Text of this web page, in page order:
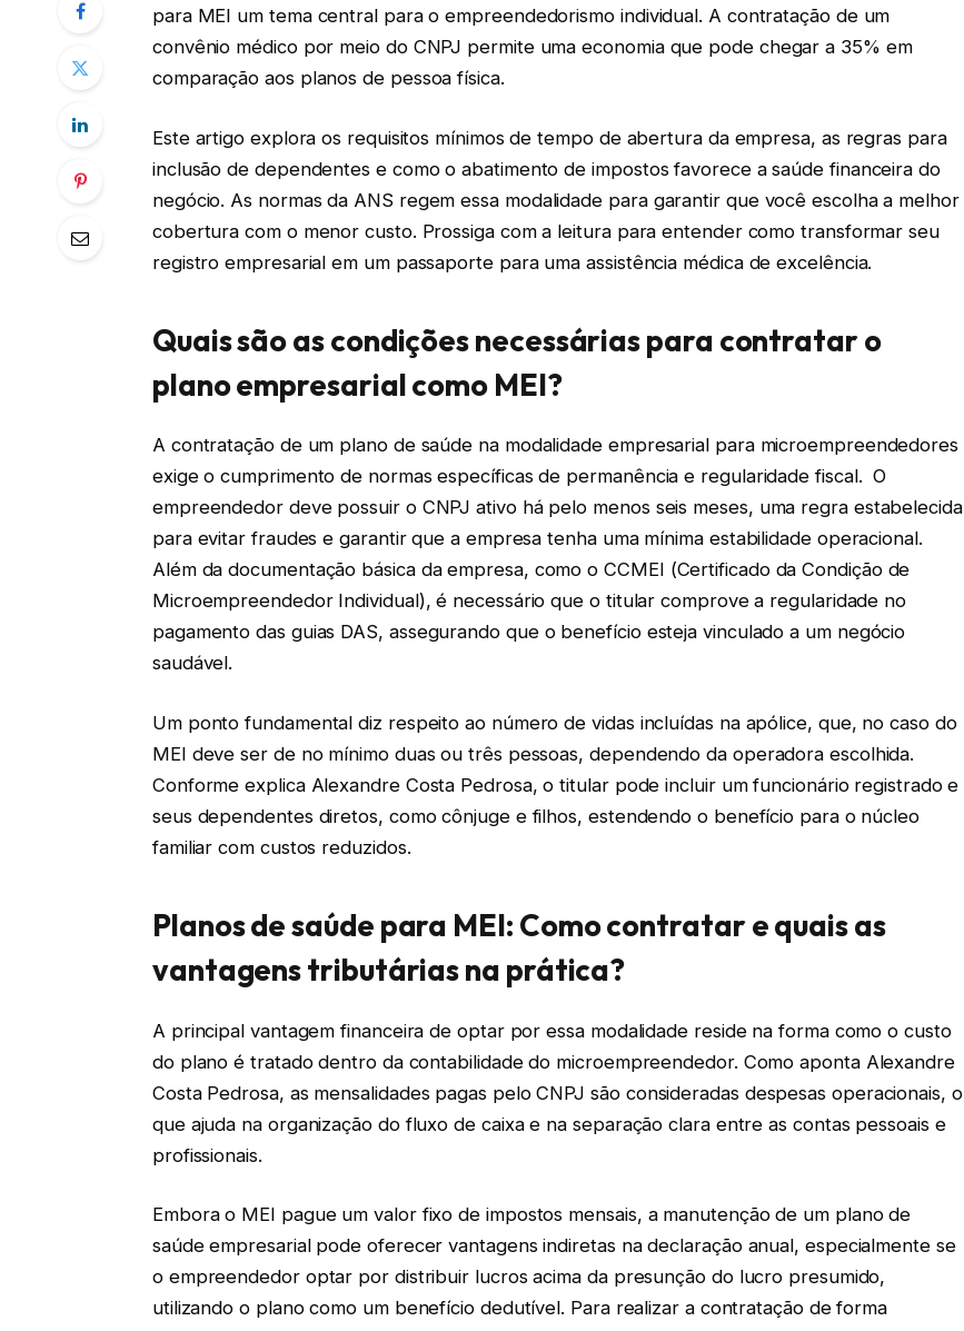
para MEI um tema central para o empreendedorismo individual. A contratação de um
convênio médico por meio do CNPJ permite uma economia que pode chegar a 35% em
comparação aos planos de pessoa física.
Este artigo explora os requisitos mínimos de tempo de abertura da empresa, as regras para
inclusão de dependentes e como o abatimento de impostos favorece a saúde financeira do
negócio. As normas da ANS regem essa modalidade para garantir que você escolha a melhor
cobertura com o menor custo. Prossiga com a leitura para entender como transformar seu
registro empresarial em um passaporte para uma assistência médica de excelência.
Quais são as condições necessárias para contratar o
plano empresarial como MEI?
A contratação de um plano de saúde na modalidade empresarial para microempreendedores
exige o cumprimento de normas específicas de permanência e regularidade fiscal. O
empreendedor deve possuir o CNPJ ativo há pelo menos seis meses, uma regra estabelecida
para evitar fraudes e garantir que a empresa tenha uma mínima estabilidade operacional.
Além da documentação básica da empresa, como o CCMEI (Certificado da Condição de
Microempreendedor Individual), é necessário que o titular comprove a regularidade no
pagamento das guias DAS, assegurando que o benefício esteja vinculado a um negócio
saudável.
Um ponto fundamental diz respeito ao número de vidas incluídas na apólice, que, no caso do
MEI deve ser de no mínimo duas ou três pessoas, dependendo da operadora escolhida.
Conforme explica Alexandre Costa Pedrosa, o titular pode incluir um funcionário registrado e
seus dependentes diretos, como cônjuge e filhos, estendendo o benefício para o núcleo
familiar com custos reduzidos.
Planos de saúde para MEI: Como contratar e quais as
vantagens tributárias na prática?
A principal vantagem financeira de optar por essa modalidade reside na forma como o custo
do plano é tratado dentro da contabilidade do microempreendedor. Como aponta Alexandre
Costa Pedrosa, as mensalidades pagas pelo CNPJ são consideradas despesas operacionais, o
que ajuda na organização do fluxo de caixa e na separação clara entre as contas pessoais e
profissionais.
Embora o MEI pague um valor fixo de impostos mensais, a manutenção de um plano de
saúde empresarial pode oferecer vantagens indiretas na declaração anual, especialmente se
o empreendedor optar por distribuir lucros acima da presunção do lucro presumido,
utilizando o plano como um benefício dedutível. Para realizar a contratação de forma